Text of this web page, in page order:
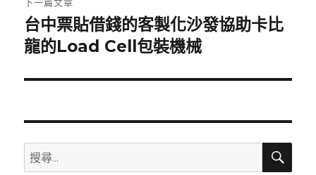
下
一
文
台中票貼借錢的客製化沙發協助卡比
龍的Load Cell包裝機械
搜
尋
搜